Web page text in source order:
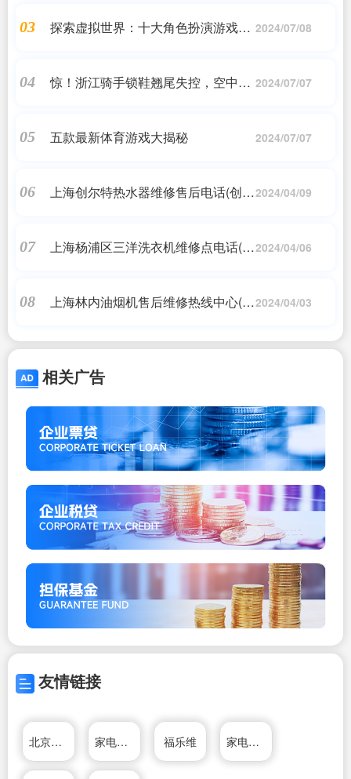
03
探索虚拟世界：十大角色扮演游戏推 2024/07/08
04
惊！浙江骑手锁鞋翘尾失控，空中飞 2024/07/07
05 五款最新体育游戏大揭秘 2024/07/07
06
上海创尔特热水器维修售后电话(创尔2024/04/09
07
上海杨浦区三洋洗衣机维修点电话(三2024/04/06
08
上海林内油烟机售后维修热线中心(上2024/04/03
相关广告
友情链接
北京家电维修网 家电维修资料网 福乐维 家电维修资料网